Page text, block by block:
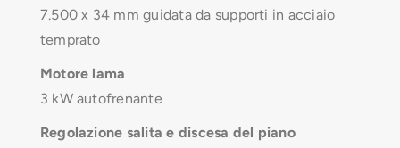
7.500 x 34 mm guidata da supporti in acciaio
temprato
Motore lama
3 kW autofrenante
Regolazione salita e discesa del piano